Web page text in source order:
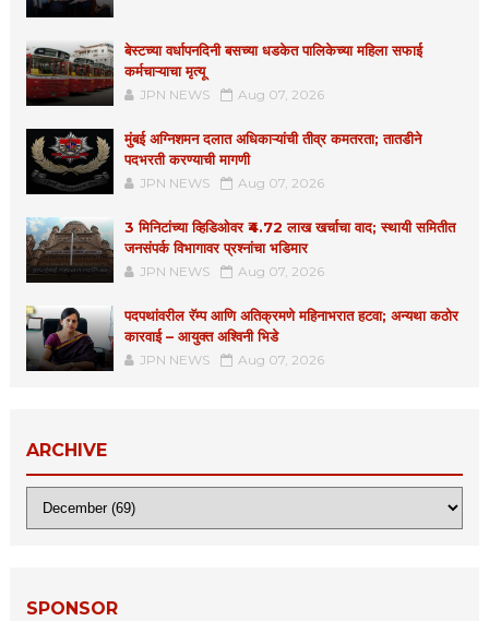
बेस्टच्या वर्धापनदिनी बसच्या धडकेत पालिकेच्या महिला सफाई
कर्मचाऱ्याचा मृत्यू
JPN NEWS Aug 07, 2026
मुंबई अग्निशमन दलात अधिकाऱ्यांची तीव्र कमतरता; तातडीने
पदभरती करण्याची मागणी
JPN NEWS Aug 07, 2026
3 मिनिटांच्या व्हिडिओवर ₹4.72 लाख खर्चाचा वाद; स्थायी समितीत
जनसंपर्क विभागावर प्रश्नांचा भडिमार
JPN NEWS Aug 07, 2026
पदपथांवरील रॅम्प आणि अतिक्रमणे महिनाभरात हटवा; अन्यथा कठोर
कारवाई – आयुक्त अश्विनी भिडे
JPN NEWS Aug 07, 2026
ARCHIVE
SPONSOR